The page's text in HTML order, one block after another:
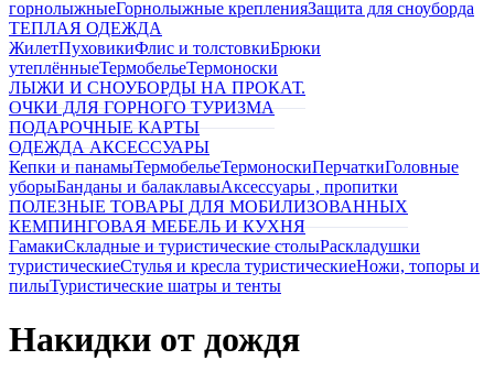
горнолыжныеГорнолыжные крепленияЗащита для сноуборда
ТЕПЛАЯ ОДЕЖДА
ЖилетПуховикиФлис и толстовкиБрюки
утеплённыеТермобельеТермоноски
ЛЫЖИ И СНОУБОРДЫ НА ПРОКАТ.
ОЧКИ ДЛЯ ГОРНОГО ТУРИЗМА
ПОДАРОЧНЫЕ КАРТЫ
ОДЕЖДА АКСЕССУАРЫ
Кепки и панамыТермобельеТермоноскиПерчаткиГоловные
уборыБанданы и балаклавыАксессуары , пропитки
ПОЛЕЗНЫЕ ТОВАРЫ ДЛЯ МОБИЛИЗОВАННЫХ
КЕМПИНГОВАЯ МЕБЕЛЬ И КУХНЯ
ГамакиСкладные и туристические столыРаскладушки
туристическиеСтулья и кресла туристическиеНожи, топоры и
пилыТуристические шатры и тенты
Накидки от дождя